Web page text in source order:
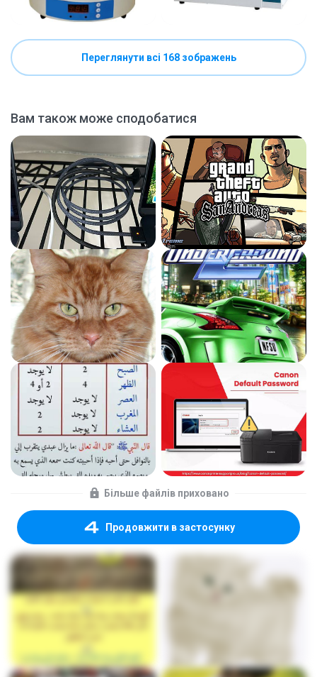
Переглянути всі 168 зображень
Вам також може сподобатися
Більше файлів приховано
Продовжити в застосунку